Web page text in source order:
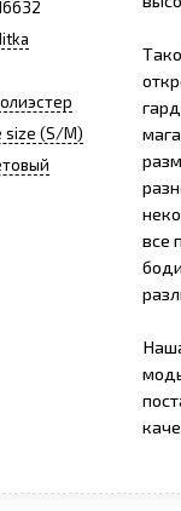
size (S/M)
все